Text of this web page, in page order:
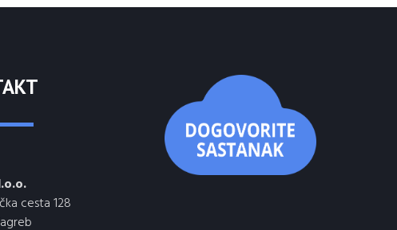
cesta 128